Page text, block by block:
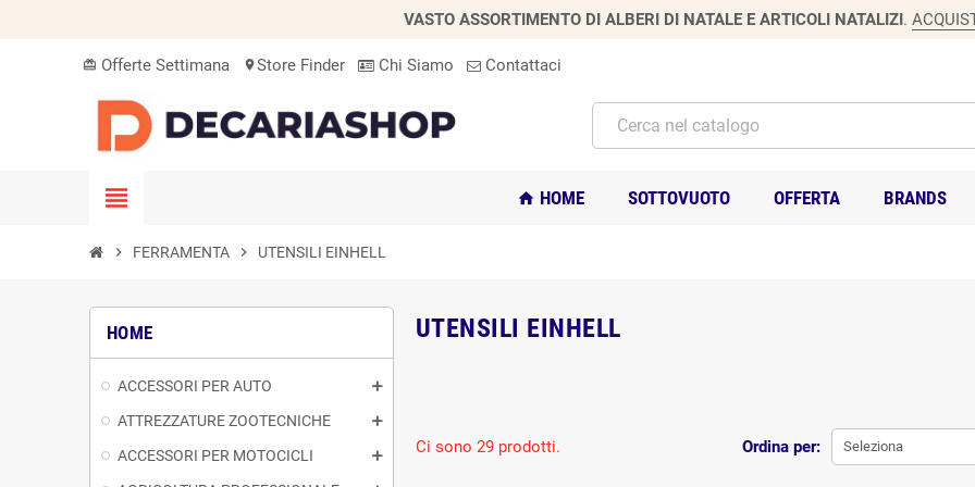
VASTO ASSORTIMENTO DI ALBERI DI NATALE E ARTICOLI NATALIZI.
card_giftcard Offerte Settimana location_onStore Finder Chi Siamo Contattaci
view_headline home HOME SOTTOVUOTO OFFERTA BRANDS
chevron_right FERRAMENTA chevron_right UTENSILI EINHELL
HOME
ACCESSORI PER AUTO
ATTREZZATURE ZOOTECNICHE
ACCESSORI PER MOTOCICLI
UTENSILI EINHELL
Ordina per: Seleziona
Ci sono 29 prodotti.